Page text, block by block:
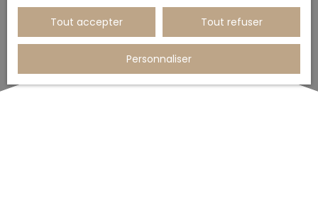
Tout accepter Tout refuser
Personnaliser